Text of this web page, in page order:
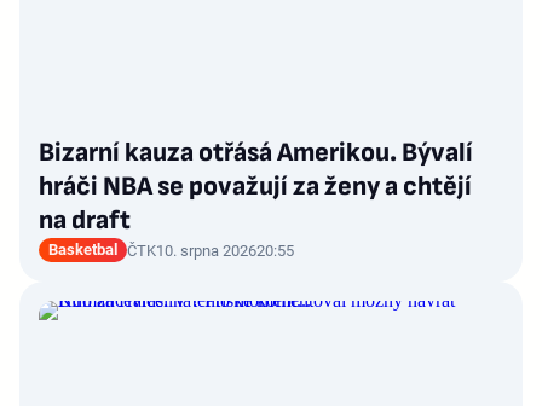
Bizarní kauza otřásá Amerikou. Bývalí
hráči NBA se považují za ženy a chtějí
na draft
Basketbal ČTK10. srpna 202620:55